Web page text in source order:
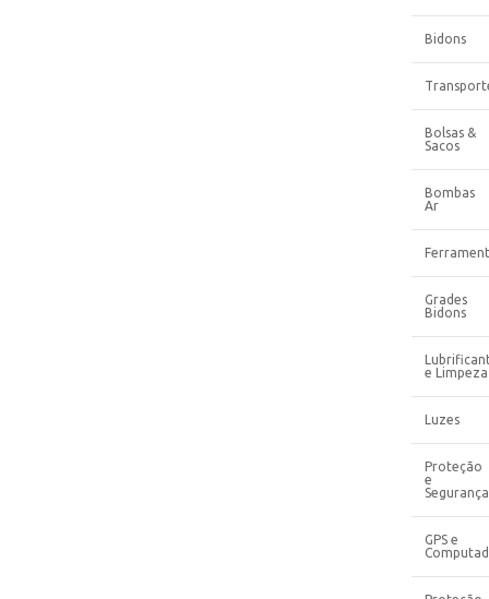
Bidons
Bolsas &
Sacos
Bombas
Ar
Grades
Bidons
e Limpeza
Luzes
Proteção
e
Segurança
GPS e